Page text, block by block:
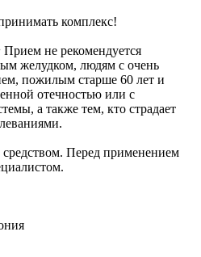
комплекс!
Прием не рекомендуется
желудком, людям с очень
пожилым старше 60 лет и
отечностью или с
а также тем, кто страдает
средством. Перед применением